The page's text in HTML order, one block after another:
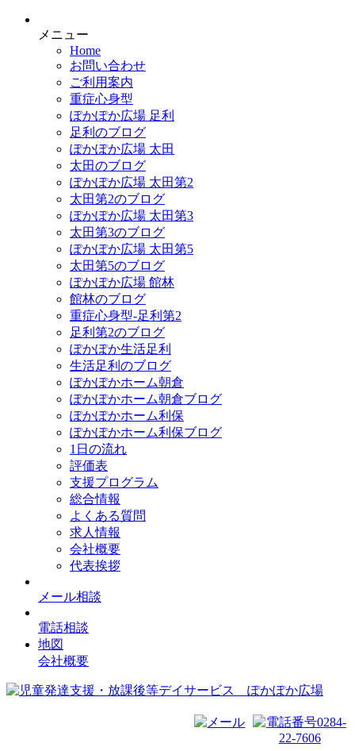
メニュー
Home
お問い合わせ
ご利用案内
重症心身型
ぽかぽか広場 足利
足利のブログ
ぽかぽか広場 太田
太田のブログ
ぽかぽか広場 太田第2
太田第2のブログ
ぽかぽか広場 太田第3
太田第3のブログ
ぽかぽか広場 太田第5
太田第5のブログ
ぽかぽか広場 館林
館林のブログ
重症心身型-足利第2
足利第2のブログ
ぽかぽか生活足利
生活足利のブログ
ぽかぽかホーム朝倉
ぽかぽかホーム朝倉ブログ
ぽかぽかホーム利保
ぽかぽかホーム利保ブログ
1日の流れ
評価表
支援プログラム
総合情報
よくある質問
求人情報
会社概要
代表挨拶
メール相談
電話相談
地図
会社概要